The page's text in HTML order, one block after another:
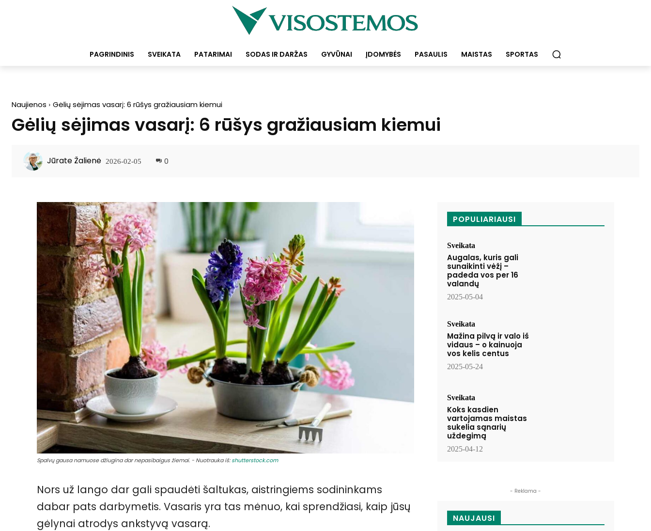
PAGRINDINIS SVEIKATA PATARIMAI SODAS IR DARŽAS GYVŪNAI ĮDOMYBĖS PASAULIS MAISTAS SPORTAS
Naujienos Gėlių sėjimas vasarį: 6 rūšys gražiausiam kiemui
Gėlių sėjimas vasarį: 6 rūšys gražiausiam kiemui
Jūrate Žalienė 2026-02-05 0
Spalvų gausa namuose džiugina dar nepasibaigus žiemai. - Nuotrauka iš:shutterstock.com
Nors už lango dar gali spaudėti šaltukas, aistringiems sodininkams
dabar pats darbymetis. Vasaris yra tas mėnuo, kai sprendžiasi, kaip jūsų
gėlynai atrodys ankstyvą vasarą.
POPULIARIAUSI
Sveikata
Augalas, kuris gali
sunaikinti vėžį –
padeda vos per 16
valandų
2025-05-04
Sveikata
Mažina pilvą ir valo iš
vidaus – o kainuoja
vos kelis centus
2025-05-24
Sveikata
Koks kasdien
vartojamas maistas
sukelia sąnarių
uždegimą
2025-04-12
- Reklama -
NAUJAUSI